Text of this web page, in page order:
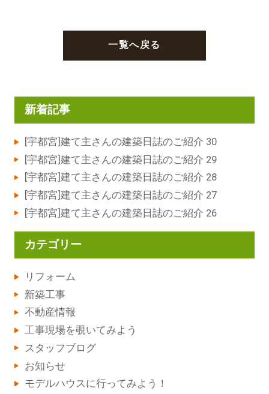
一覧へ戻る
新着記事
[宇都宮]建て主さんの建築日誌のご紹介 30
[宇都宮]建て主さんの建築日誌のご紹介 29
[宇都宮]建て主さんの建築日誌のご紹介 28
[宇都宮]建て主さんの建築日誌のご紹介 27
[宇都宮]建て主さんの建築日誌のご紹介 26
カテゴリー
リフォーム
新築工事
不動産情報
工事現場を覗いてみよう
スタッフブログ
お知らせ
モデルハウスに行ってみよう！